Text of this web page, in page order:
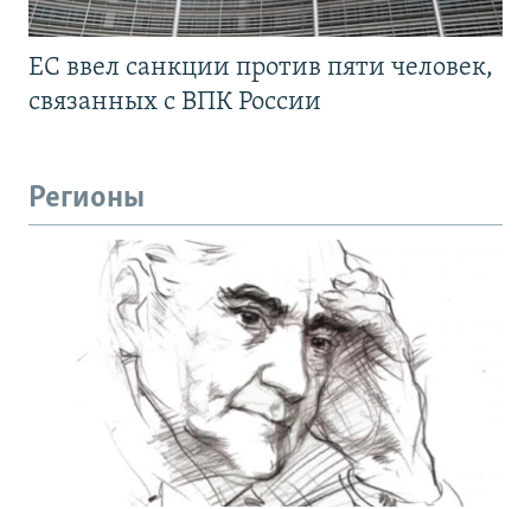
ЕС ввел санкции против пяти человек,
связанных с ВПК России
Регионы